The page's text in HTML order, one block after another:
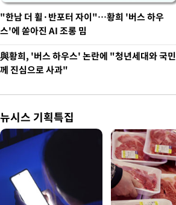
"한남 더 휠·반포터 자이"…황희 '버스 하우
스'에 쏟아진 AI 조롱 밈
與황희, '버스 하우스' 논란에 "청년세대와 국민
께 진심으로 사과"
뉴시스 기획특집